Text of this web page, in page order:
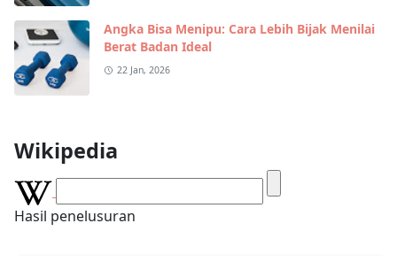
Angka Bisa Menipu: Cara Lebih Bijak Menilai
Berat Badan Ideal
22 Jan, 2026
Wikipedia
Hasil penelusuran